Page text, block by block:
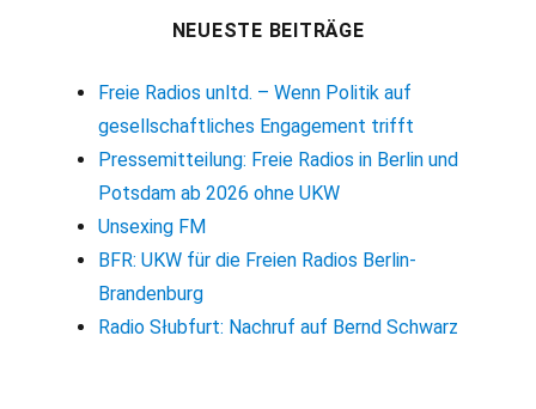
NEUESTE BEITRÄGE
Freie Radios unltd. – Wenn Politik auf
gesellschaftliches Engagement trifft
Pressemitteilung: Freie Radios in Berlin und
Potsdam ab 2026 ohne UKW
Unsexing FM
BFR: UKW für die Freien Radios Berlin-
Brandenburg
Radio Słubfurt: Nachruf auf Bernd Schwarz